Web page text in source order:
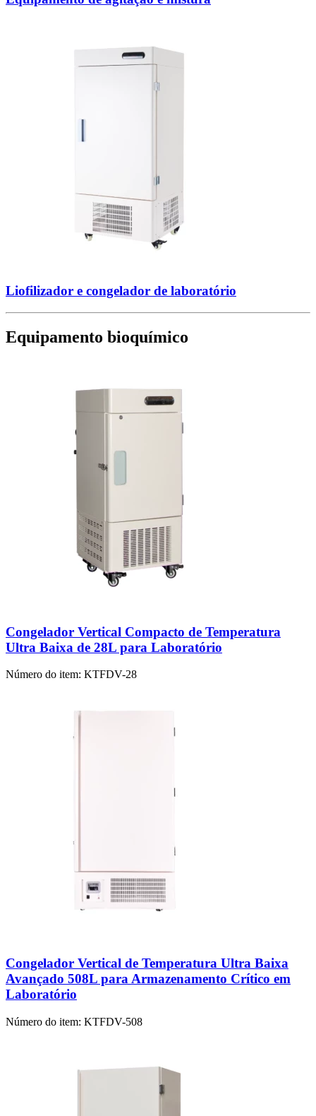
Liofilizador e congelador de laboratório
Equipamento bioquímico
Congelador Vertical Compacto de Temperatura
Ultra Baixa de 28L para Laboratório
Número do item: KTFDV-28
Congelador Vertical de Temperatura Ultra Baixa
Avançado 508L para Armazenamento Crítico em
Laboratório
Número do item: KTFDV-508